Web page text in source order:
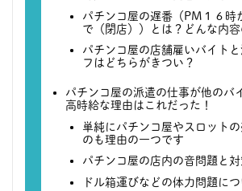
パチンコ屋の遅番（PM１６時
で（閉店））とは？どんな内容
パチンコ屋の店舗雇いバイト
フはどちらがきつい？
パチンコ屋の派遣の仕事が他のバ
高時給な理由はこれだった！
単純にパチンコ屋やスロット
のも理由の一つです
パチンコ屋の店内の音問題と
ドル箱運びなどの体力問題につ